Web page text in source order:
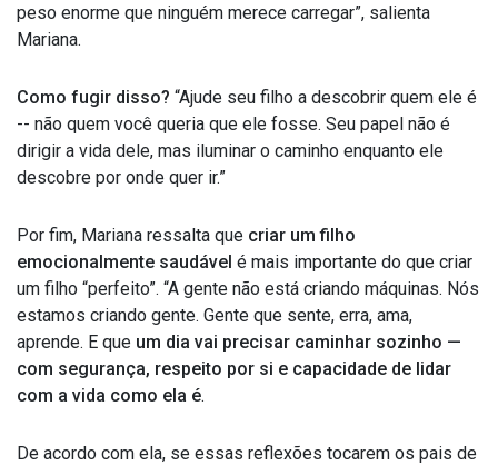
peso enorme que ninguém merece carregar”, salienta
Mariana.
Como fugir disso? “Ajude seu filho a descobrir quem ele é
-- não quem você queria que ele fosse. Seu papel não é
dirigir a vida dele, mas iluminar o caminho enquanto ele
descobre por onde quer ir.”
Por fim, Mariana ressalta que criar um filho
emocionalmente saudável é mais importante do que criar
um filho “perfeito”. “A gente não está criando máquinas. Nós
estamos criando gente. Gente que sente, erra, ama,
aprende. E que um dia vai precisar caminhar sozinho —
com segurança, respeito por si e capacidade de lidar
com a vida como ela é.
De acordo com ela, se essas reflexões tocarem os pais de